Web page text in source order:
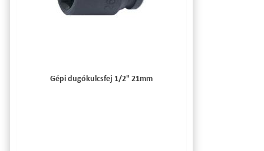
Gépi dugókulcsfej 1/2" 21mm